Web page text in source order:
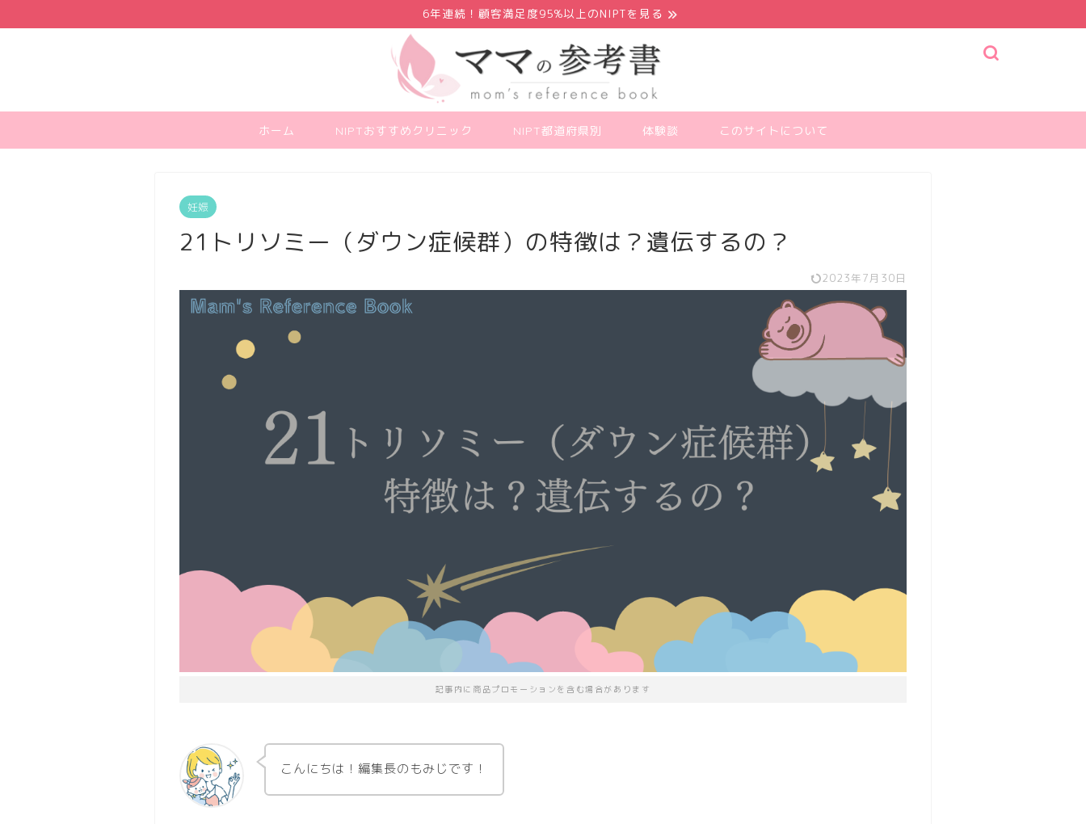
6年連続！顧客満足度95%以上のNIPTを見る
ホーム NIPTおすすめクリニック NIPT都道府県別 体験談 このサイトについて
妊娠
21トリソミー（ダウン症候群）の特徴は？遺伝するの？
2023年7月30日
記事内に商品プロモーションを含む場合があります
こんにちは！編集長のもみじです！